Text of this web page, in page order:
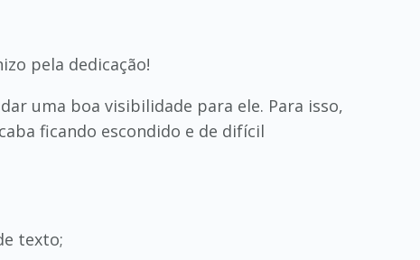
pela dedicação!
uma boa visibilidade para ele. Para isso,
ficando escondido e de difícil
texto;